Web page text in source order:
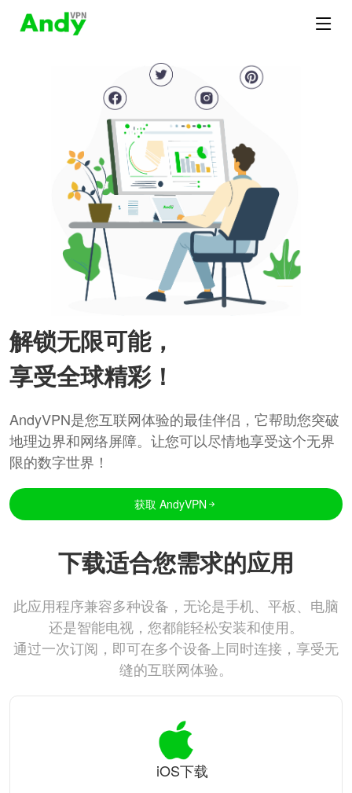
解锁无限可能，
享受全球精彩！
AndyVPN是您互联网体验的最佳伴侣，它帮助您突破
地理边界和网络屏障。让您可以尽情地享受这个无界
限的数字世界！
获取 AndyVPN
下载适合您需求的应用
此应用程序兼容多种设备，无论是手机、平板、电脑
还是智能电视，您都能轻松安装和使用。
通过一次订阅，即可在多个设备上同时连接，享受无
缝的互联网体验。
iOS下载